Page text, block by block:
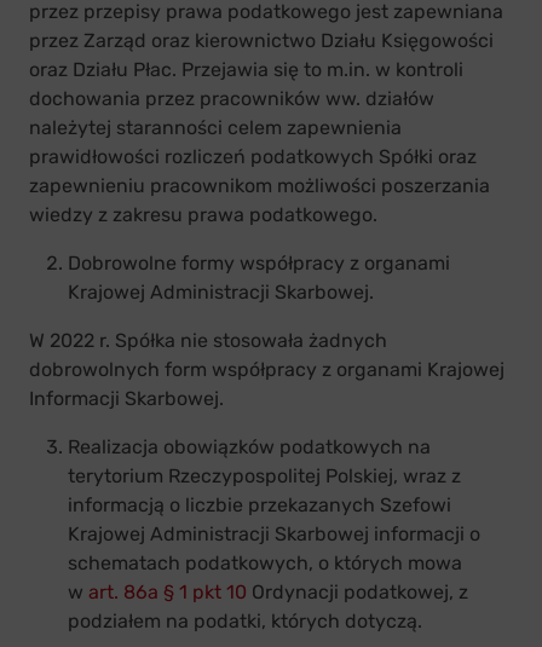
przez przepisy prawa podatkowego jest zapewniana
przez Zarząd oraz kierownictwo Działu Księgowości
oraz Działu Płac. Przejawia się to m.in. w kontroli
dochowania przez pracowników ww. działów
należytej staranności celem zapewnienia
prawidłowości rozliczeń podatkowych Spółki oraz
zapewnieniu pracownikom możliwości poszerzania
wiedzy z zakresu prawa podatkowego.
Dobrowolne formy współpracy z organami
Krajowej Administracji Skarbowej.
W 2022 r. Spółka nie stosowała żadnych
dobrowolnych form współpracy z organami Krajowej
Informacji Skarbowej.
Realizacja obowiązków podatkowych na
terytorium Rzeczypospolitej Polskiej, wraz z
informacją o liczbie przekazanych Szefowi
Krajowej Administracji Skarbowej informacji o
schematach podatkowych, o których mowa
w art. 86a § 1 pkt 10 Ordynacji podatkowej, z
podziałem na podatki, których dotyczą.